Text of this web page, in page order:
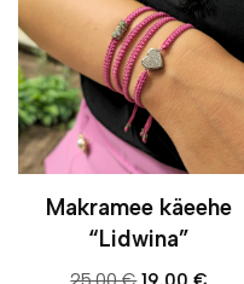
Makramee käeehe
“Lidwina”